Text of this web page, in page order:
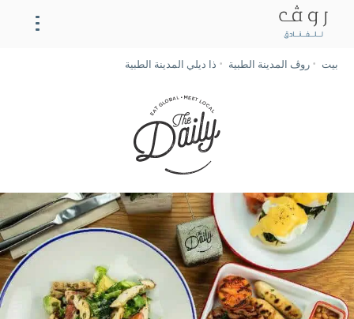
الحي
تناول الطعام
الاجتماعات
معرض الصور
بيت روڤ المدينة الطبية ذا ديلي المدينة الطبية